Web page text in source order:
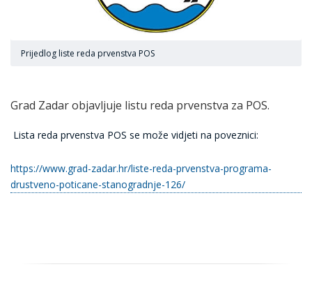
Prijedlog liste reda prvenstva POS
Grad Zadar objavljuje listu reda prvenstva za POS.
Lista reda prvenstva POS se može vidjeti na poveznici:
https://www.grad-zadar.hr/liste-reda-prvenstva-programa-
drustveno-poticane-stanogradnje-126/